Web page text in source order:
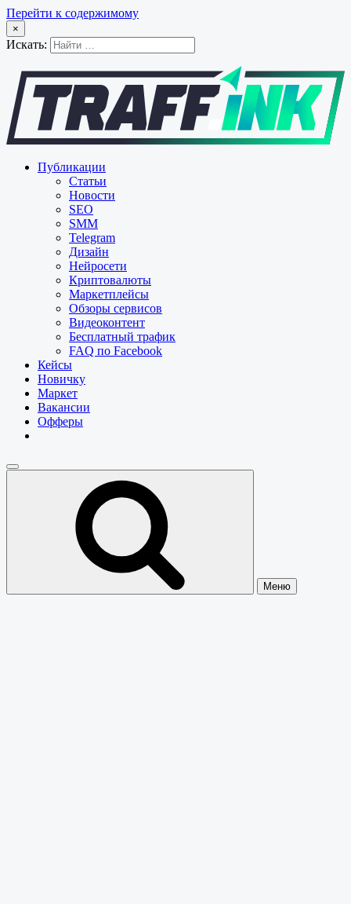
Перейти к содержимому
×
Искать:
Публикации
Статьи
Новости
SEO
SMM
Telegram
Дизайн
Нейросети
Криптовалюты
Маркетплейсы
Обзоры сервисов
Видеоконтент
Бесплатный трафик
FAQ по Facebook
Кейсы
Новичку
Маркет
Вакансии
Офферы
Меню